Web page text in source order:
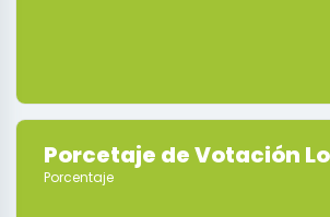
Porcetaje de Votación
Porcentaje